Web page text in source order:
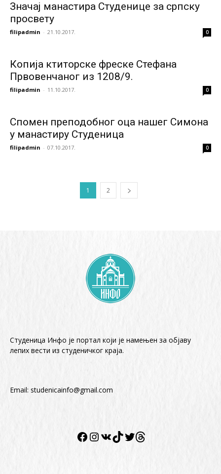
Значај манастира Студенице за српску
просвету
filipadmin - 21.10.2017. 0
Копија ктиторске фреске Стефана
Првовенчаног из 1208/9.
filipadmin - 11.10.2017. 0
Спомен преподобног оца нашег Симона
у манастиру Студеница
filipadmin - 07.10.2017. 0
1 2
Студеница Инфо је портал који је намењен за објaву
лепих вести из студеничког краја.
Email: studenicainfo@gmail.com
Facebook
Instagram
VK TikTokTwitter
Twitter